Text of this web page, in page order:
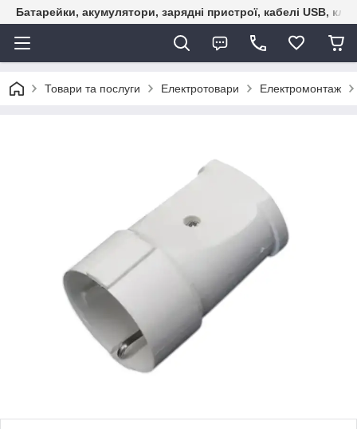
Батарейки, акумулятори, зарядні пристрої, кабелі USB,
Товари та послуги Електротовари Електромонтаж